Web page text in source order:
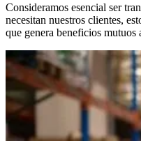
Consideramos esencial ser
necesitan nuestros clientes,
que genera beneficios mutuos